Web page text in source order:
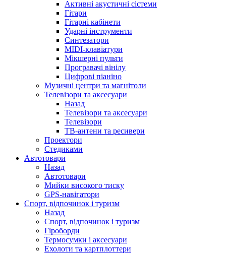
Активні акустичні сістеми
Гітари
Гітарні кабінети
Ударні інструменти
Синтезатори
MIDI-клавіатури
Мікшерні пульти
Програвачі вінілу
Цифрові піаніно
Музичні центри та магнітоли
Телевізори та аксесуари
Назад
Телевізори та аксесуари
Телевізори
ТВ-антени та ресивери
Проектори
Стедиками
Автотовари
Назад
Автотовари
Мийки високого тиску
GPS-навігатори
Спорт, відпочинок і туризм
Назад
Спорт, відпочинок і туризм
Гіроборди
Термосумки і аксесуари
Ехолоти та картплоттери